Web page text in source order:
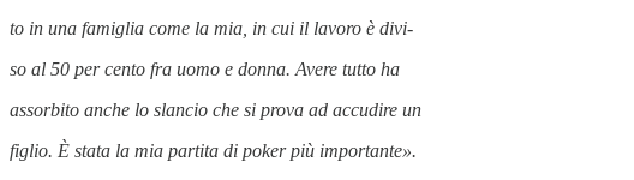
to in una famiglia come la mia, in cui il lavoro è divi-
so al 50 per cento fra uomo e donna. Avere tutto ha
assorbito anche lo slancio che si prova ad accudire un
figlio. È stata la mia partita di poker più importante».